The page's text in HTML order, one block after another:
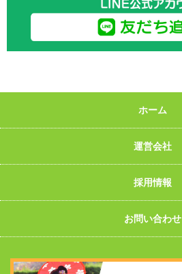
ホーム
運営会社
採用情報
お問い合わせ